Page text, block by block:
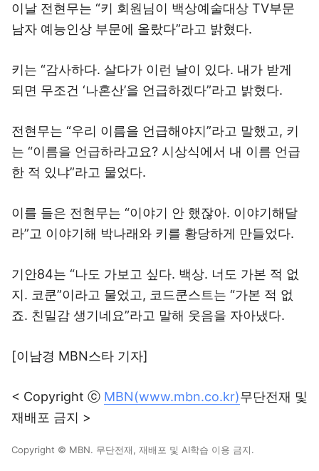
이날 전현무는 “키 회원님이 백상예술대상 TV부문
남자 예능인상 부문에 올랐다”라고 밝혔다.
키는 “감사하다. 살다가 이런 날이 있다. 내가 받게
되면 무조건 ‘나혼산’을 언급하겠다”라고 밝혔다.
전현무는 “우리 이름을 언급해야지”라고 말했고, 키
는 “이름을 언급하라고요? 시상식에서 내 이름 언급
한 적 있냐”라고 물었다.
이를 들은 전현무는 “이야기 안 했잖아. 이야기해달
라”고 이야기해 박나래와 키를 황당하게 만들었다.
기안84는 “나도 가보고 싶다. 백상. 너도 가본 적 없
지. 코쿤”이라고 물었고, 코드쿤스트는 “가본 적 없
죠. 친밀감 생기네요”라고 말해 웃음을 자아냈다.
[이남경 MBN스타 기자]
< Copyright ⓒ MBN(www.mbn.co.kr)무단전재 및
재배포 금지 >
Copyright © MBN. 무단전재, 재배포 및 AI학습 이용 금지.